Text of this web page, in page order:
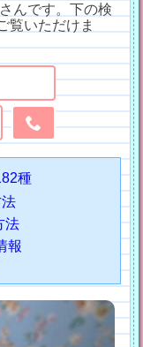
んです。下の検
覧いただけま
種
法
報